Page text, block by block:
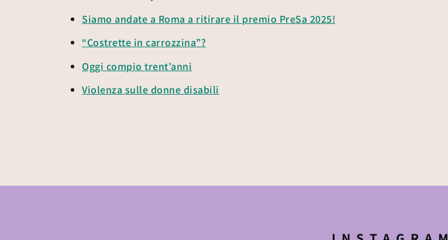
Siamo andate a Roma a ritirare il premio PreSa 2025!
“Costrette in carrozzina”?
Oggi compio trent’anni
Violenza sulle donne disabili